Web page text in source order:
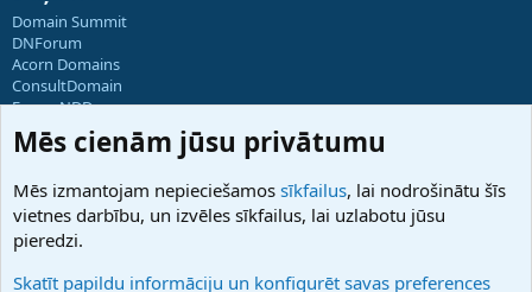
Domain Summit
DNForum
Acorn Domains
ConsultDomain
ForumNDD
Domainforum.ro
27.be
Hostmaria
Atbalsts
Palīdzība
Mēs cienām jūsu privātumu
Mēs izmantojam nepieciešamos sīkfailus, lai nodrošinātu šīs
vietnes darbību, un izvēles sīkfailus, lai uzlabotu jūsu
pieredzi.
Skatīt papildu informāciju un konfigurēt savas preferences